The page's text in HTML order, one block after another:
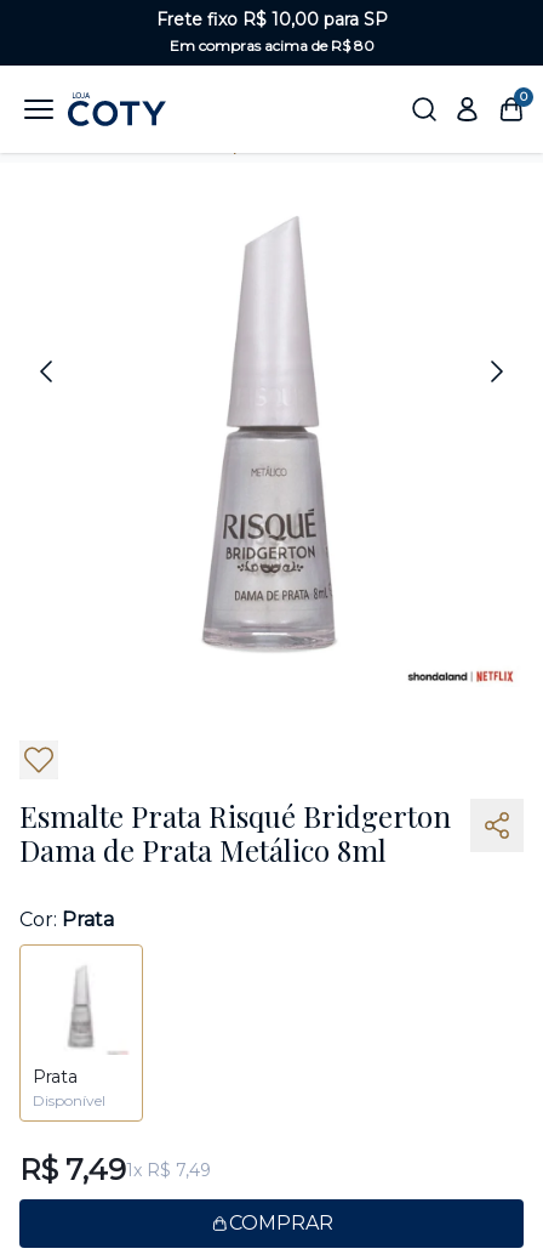
Frete fixo R$ 10,00 para SP
Em compras acima de R$ 80
0
Esmalte Prata Risqué Bridgerton
Dama de Prata Metálico 8ml
Cor: Prata
Prata
Disponível
R$ 7,491x R$ 7,49
COMPRAR